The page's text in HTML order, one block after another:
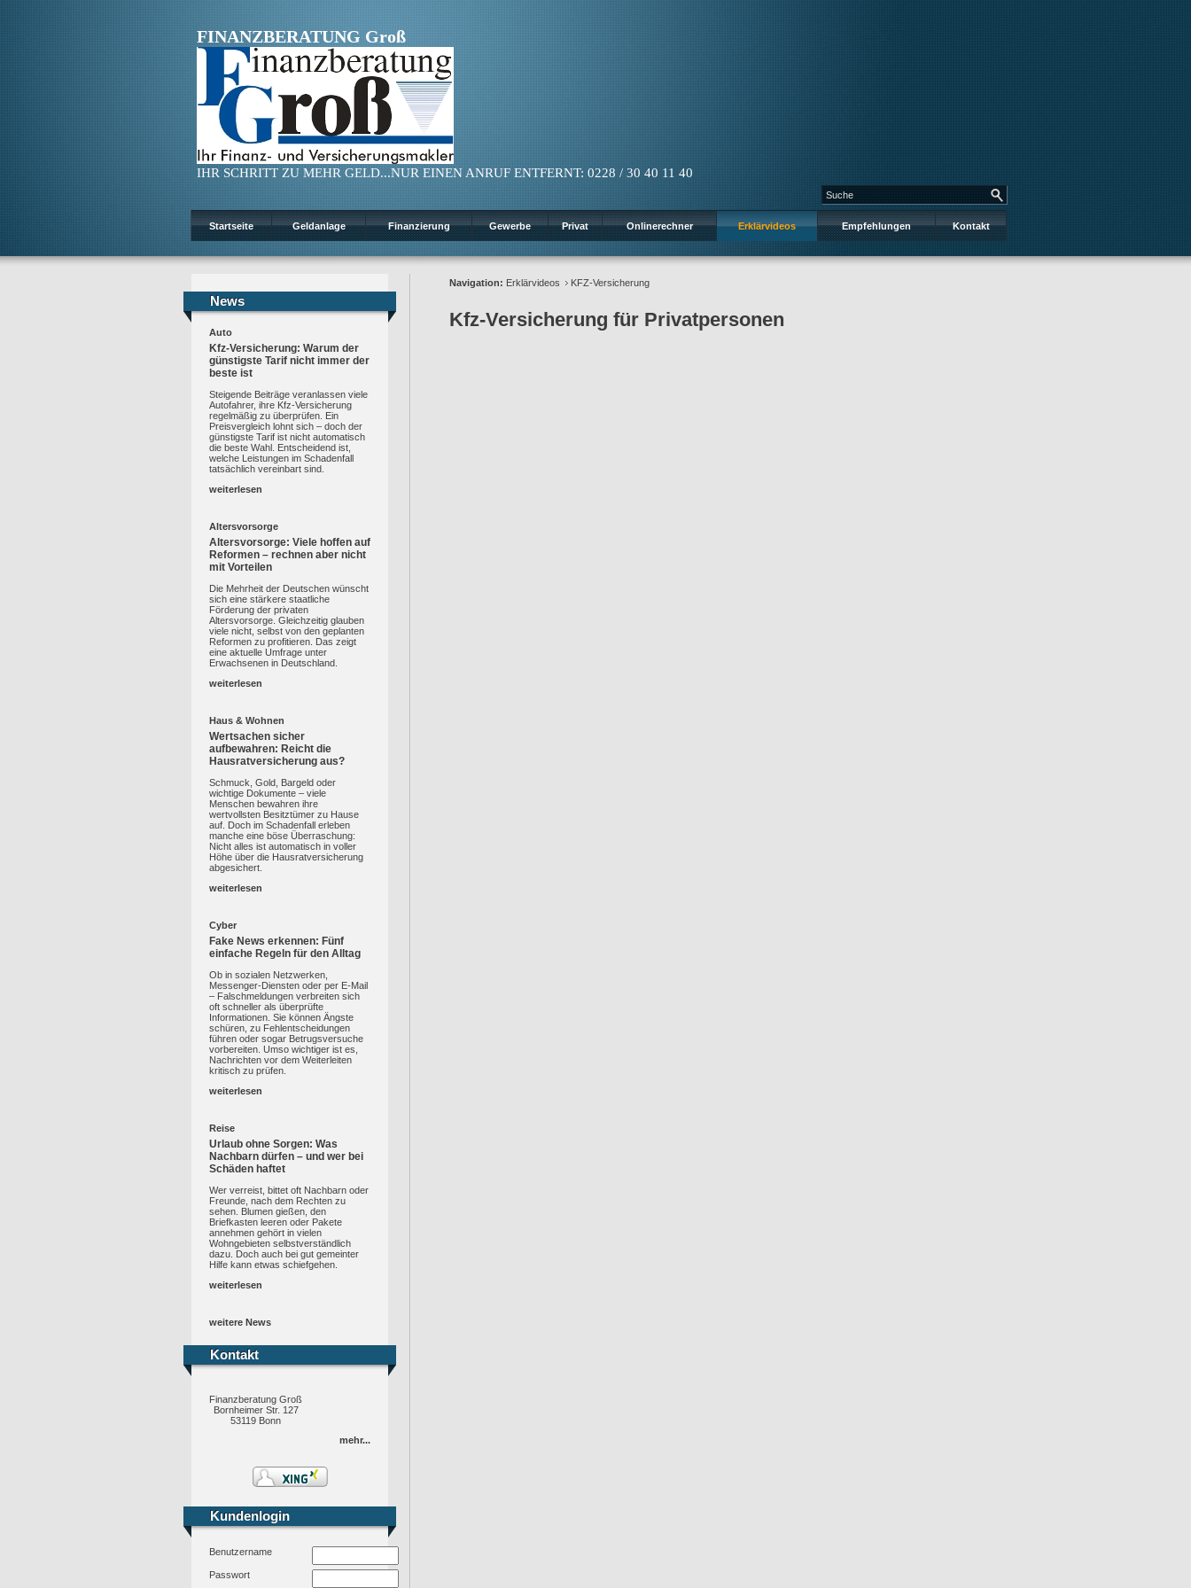
FINANZBERATUNG Groß
IHR SCHRITT ZU MEHR GELD...NUR EINEN ANRUF ENTFERNT: 0228 / 30 40 11 40
Startseite Geldanlage Finanzierung Gewerbe Privat Onlinerechner Erklärvideos Empfehlungen Kontakt
News
News
Auto
Kfz-Versicherung: Warum der
günstigste Tarif nicht immer der
beste ist
Steigende Beiträge veranlassen viele
Autofahrer, ihre Kfz-Versicherung
regelmäßig zu überprüfen. Ein
Preisvergleich lohnt sich – doch der
günstigste Tarif ist nicht automatisch
die beste Wahl. Entscheidend ist,
welche Leistungen im Schadenfall
tatsächlich vereinbart sind.
weiterlesen
Altersvorsorge
Altersvorsorge: Viele hoffen auf
Reformen – rechnen aber nicht
mit Vorteilen
Die Mehrheit der Deutschen wünscht
sich eine stärkere staatliche
Förderung der privaten
Altersvorsorge. Gleichzeitig glauben
viele nicht, selbst von den geplanten
Reformen zu profitieren. Das zeigt
eine aktuelle Umfrage unter
Erwachsenen in Deutschland.
weiterlesen
Haus & Wohnen
Wertsachen sicher
aufbewahren: Reicht die
Hausratversicherung aus?
Schmuck, Gold, Bargeld oder
wichtige Dokumente – viele
Menschen bewahren ihre
wertvollsten Besitztümer zu Hause
auf. Doch im Schadenfall erleben
manche eine böse Überraschung:
Nicht alles ist automatisch in voller
Höhe über die Hausratversicherung
abgesichert.
weiterlesen
Cyber
Fake News erkennen: Fünf
einfache Regeln für den Alltag
Ob in sozialen Netzwerken,
Messenger-Diensten oder per E-Mail
– Falschmeldungen verbreiten sich
oft schneller als überprüfte
Informationen. Sie können Ängste
schüren, zu Fehlentscheidungen
führen oder sogar Betrugsversuche
vorbereiten. Umso wichtiger ist es,
Nachrichten vor dem Weiterleiten
kritisch zu prüfen.
weiterlesen
Reise
Urlaub ohne Sorgen: Was
Nachbarn dürfen – und wer bei
Schäden haftet
Wer verreist, bittet oft Nachbarn oder
Freunde, nach dem Rechten zu
sehen. Blumen gießen, den
Briefkasten leeren oder Pakete
annehmen gehört in vielen
Wohngebieten selbstverständlich
dazu. Doch auch bei gut gemeinter
Hilfe kann etwas schiefgehen.
weiterlesen
weitere News
Kontakt
Kontakt
Finanzberatung Groß
Bornheimer Str. 127
53119 Bonn
mehr...
Kundenlogin
Kundenlogin
Benutzername
Passwort
Navigation: Erklärvideos KFZ-Versicherung
Kfz-Versicherung für Privatpersonen